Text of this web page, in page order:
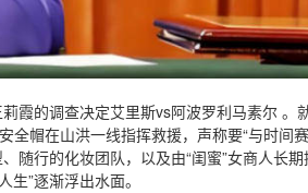
霞的调查决定艾里斯vs阿波罗利马素尔 。
全帽在山洪一线指挥救援，声称要“与时间
行的化妆团队，以及由“闺蜜”女商人长
”逐渐浮出水面。